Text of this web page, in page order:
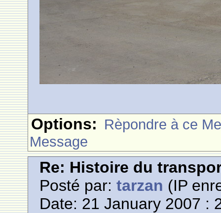
Options: Rèpondre à ce
Message
Re: Histoire du
Posté par:tarzan (IP
Date: 21 January 2007 :